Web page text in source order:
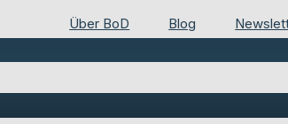
Über BoD Blog